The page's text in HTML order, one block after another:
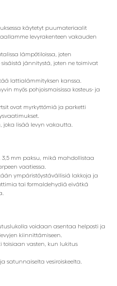
käytetyt puumateriaalit
levyrakenteen vakauden
lämpötiloissa, joten
jännitystä, joten ne toimivat
lattialämmityksen kanssa.
myös pohjoismaisissa kosteus- ja
ovat myrkyttömiä ja parketti
joka lisää levyn vakautta.
mm paksu, mikä mahdollistaa
vaatiessa.
ympäristöystävällisiä lakkoja ja
tai formaldehydiä eivätkä
voidaan asentaa helposti ja
kiinnittämiseen.
toisiaan vasten, kun lukitus
satunnaiselta vesiroiskeelta.